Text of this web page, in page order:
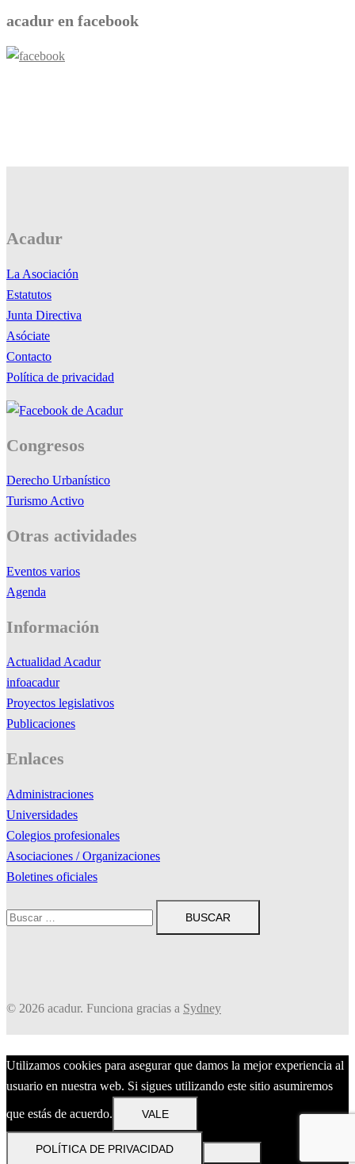
acadur en facebook
Acadur
La Asociación
Estatutos
Junta Directiva
Asóciate
Contacto
Política de privacidad
Congresos
Derecho Urbanístico
Turismo Activo
Otras actividades
Eventos varios
Agenda
Información
Actualidad Acadur
infoacadur
Proyectos legislativos
Publicaciones
Enlaces
Administraciones
Universidades
Colegios profesionales
Asociaciones / Organizaciones
Boletines oficiales
Buscar:
© 2026 acadur. Funciona gracias a Sydney
Utilizamos cookies para asegurar que damos la mejor experiencia al
usuario en nuestra web. Si sigues utilizando este sitio asumiremos
que estás de acuerdo. VALE
POLÍTICA DE PRIVACIDAD